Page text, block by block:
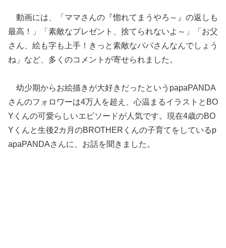
動画には、「ママさんの『惚れてまうやろ～』の返しも
最高！」「素敵なプレゼント、捨てられないよ～」「お父
さん、絵も字も上手！きっと素敵なパパさんなんでしょう
ね」など、多くのコメントが寄せられました。
幼少期からお絵描きが大好きだったというpapaPANDA
さんのフォロワーは4万人を超え、心温まるイラストとBO
Yくんの可愛らしいエピソードが人気です。現在4歳のBO
Yくんと生後2カ月のBROTHERくんの子育てをしているp
apaPANDAさんに、お話を聞きました。